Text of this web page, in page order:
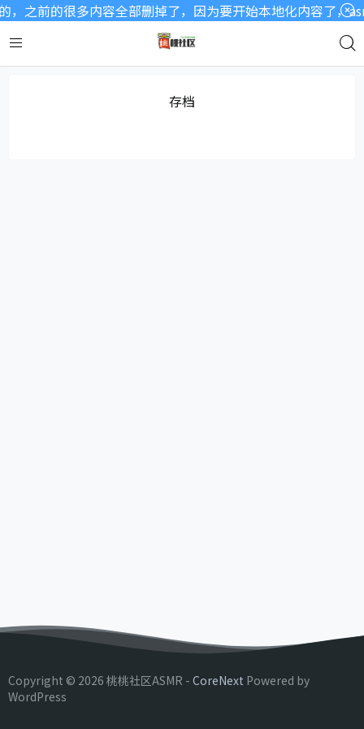
之前的很多内容全部删掉了，因为要开始本地化内容了，
存档
Copyright © 2026 桃桃社区ASMR - CoreNext Powered by
WordPress